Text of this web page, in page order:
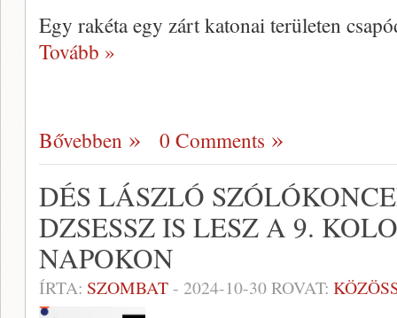
Egy rakéta egy zárt katonai területen
Tovább »
Bővebben 0 Comments
DÉS LÁSZLÓ
DZSESSZ IS LESZ A 9.
NAPOKON
ÍRTA: SZOMBAT- 2024-10-30ROVAT: